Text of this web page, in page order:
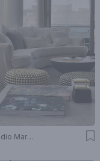
Estudio Mariana Flombaum